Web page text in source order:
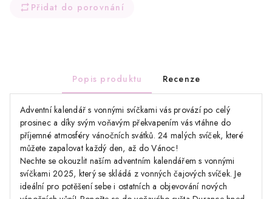
Přidat do porovnání
Popis produktu Recenze
Adventní kalendář s vonnými svíčkami vás provází po celý
prosinec a díky svým voňavým překvapením vás vtáhne do
příjemné atmosféry vánočních svátků. 24 malých svíček, které
můžete zapalovat každý den, až do Vánoc!
Nechte se okouzlit naším adventním kalendářem s vonnými
svíčkami 2025, který se skládá z vonných čajových svíček. Je
ideální pro potěšení sebe i ostatních a objevování nových